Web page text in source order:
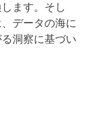
ます。そし
データの海に
洞察に基づい